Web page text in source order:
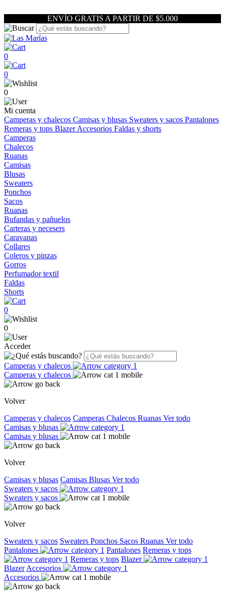
ENVÍO GRATIS A PARTIR DE $5.000
0
0
0
Mi cuenta
Camperas y chalecos Camisas y blusas Sweaters y sacos Pantalones
Remeras y tops BlazerAccesorios Faldas y shorts
Camperas
Chalecos
Ruanas
Camisas
Blusas
Sweaters
Ponchos
Sacos
Ruanas
Bufandas y pañuelos
Carteras y necesers
Caravanas
Collares
Coleros y pinzas
Gorros
Perfumador textil
Faldas
Shorts
0
0
Acceder
Camperas y chalecos
Camperas y chalecos
Volver
Camperas y chalecos Camperas Chalecos Ruanas Ver todo
Camisas y blusas
Camisas y blusas
Volver
Camisas y blusas Camisas Blusas Ver todo
Sweaters y sacos
Sweaters y sacos
Volver
Sweaters y sacos Sweaters Ponchos Sacos Ruanas Ver todo
Pantalones
Pantalones Remeras y tops
Remeras y tops Blazer
Blazer Accesorios
Accesorios